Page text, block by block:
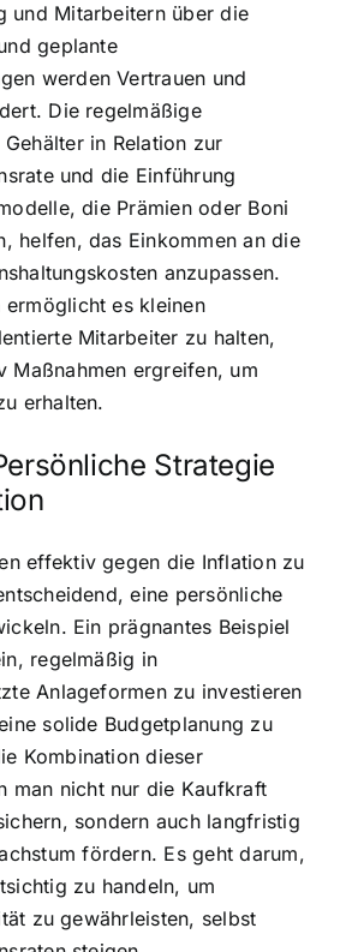
und Mitarbeitern über die
geplante
werden Vertrauen und
Die regelmäßige
in Relation zur
und die Einführung
die Prämien oder Boni
helfen, das Einkommen an die
anzupassen.
ermöglicht es kleinen
Mitarbeiter zu halten,
Maßnahmen ergreifen, um
erhalten.
Strategie
effektiv gegen die Inflation zu
eine persönliche
Ein prägnantes Beispiel
regelmäßig in
Anlageformen zu investieren
solide Budgetplanung zu
Kombination dieser
man nicht nur die Kaufkraft
sondern auch langfristig
fördern. Es geht darum,
zu handeln, um
zu gewährleisten, selbst